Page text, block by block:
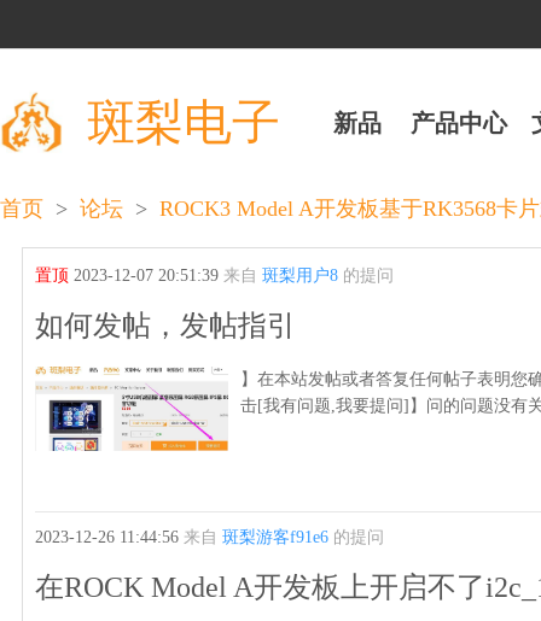
斑梨电子 新品 产品中心
首页 > 论坛 > ROCK3 Model A开发板基于RK3568卡
置顶2023-12-07 20:51:39 来自斑梨用户8 的提问
如何发帖，发帖指引
】在本站发帖或者答复任何帖子表明您
击[我有问题,我要提问]】问的问题没有
2023-12-26 11:44:56 来自斑梨游客f91e6 的提问
在ROCK Model A开发板上开启不了